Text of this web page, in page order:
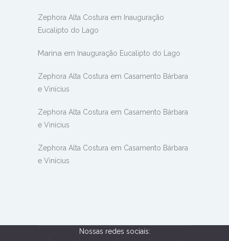
Zephora Alta Costura em Inauguração
Eucalipto do Lago
Marina em Inauguração Eucalipto do Lago
Zephora Alta Costura em Casamento Bárbara
e Vinícius
Zephora Alta Costura em Casamento Bárbara
e Vinícius
Zephora Alta Costura em Casamento Bárbara
e Vinícius
Nossas redes sociais: